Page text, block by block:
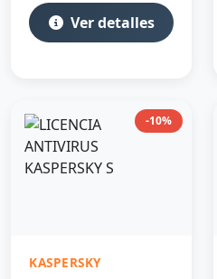
Ver detalles
-10%
KASPERSKY